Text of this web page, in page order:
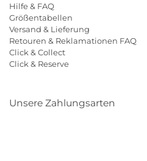
Hilfe & FAQ
Größentabellen
Versand & Lieferung
Retouren & Reklamationen FAQ
Click & Collect
Click & Reserve
Unsere Zahlungsarten